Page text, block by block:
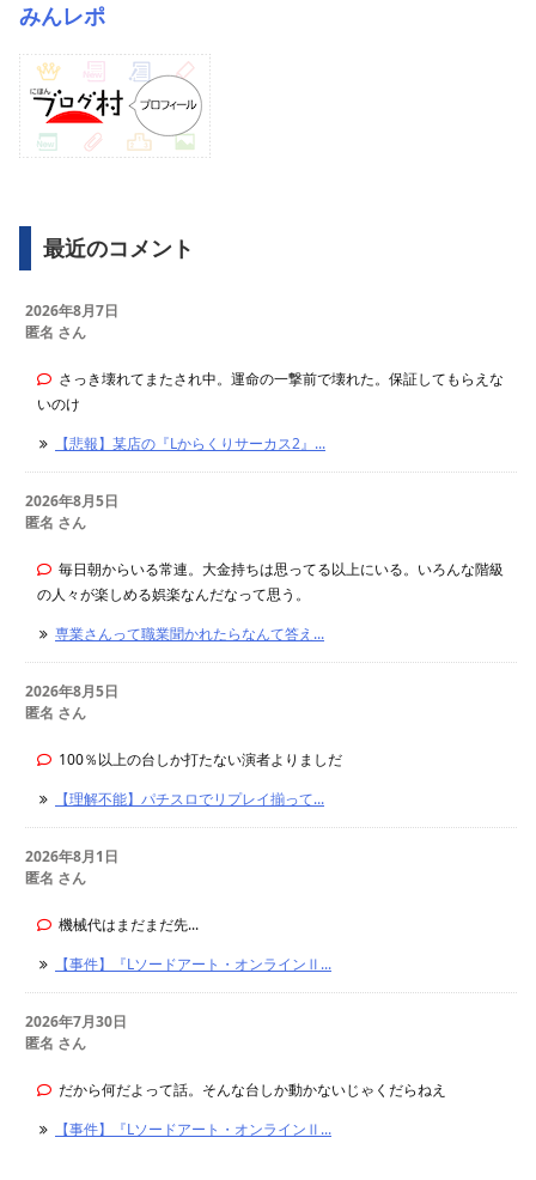
みんレポ
最近のコメント
2026年8月7日
匿名 さん
さっき壊れてまたされ中。運命の一撃前で壊れた。保証してもらえな
いのけ
【悲報】某店の『Lからくりサーカス2』...
2026年8月5日
匿名 さん
毎日朝からいる常連。大金持ちは思ってる以上にいる。いろんな階級
の人々が楽しめる娯楽なんだなって思う。
専業さんって職業聞かれたらなんて答え...
2026年8月5日
匿名 さん
100％以上の台しか打たない演者よりましだ
【理解不能】パチスロでリプレイ揃って...
2026年8月1日
匿名 さん
機械代はまだまだ先...
【事件】『Lソードアート・オンラインⅡ...
2026年7月30日
匿名 さん
だから何だよって話。そんな台しか動かないじゃくだらねえ
【事件】『Lソードアート・オンラインⅡ...